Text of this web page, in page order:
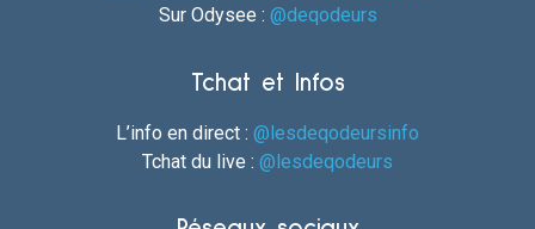
Sur Odysee : @deqodeurs
Tchat et Infos
L’info en direct : @lesdeqodeursinfo
Tchat du live : @lesdeqodeurs